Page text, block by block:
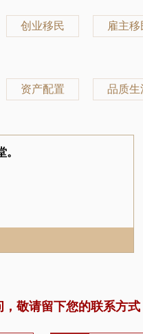
创业移民 雇主移
资产配置 品质生
敬请留下您的联系方